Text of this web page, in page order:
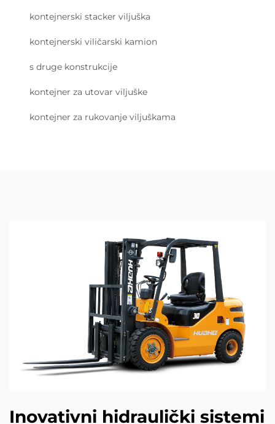
kontejnerski stacker viljuška
kontejnerski viličarski kamion
s druge konstrukcije
kontejner za utovar viljuške
kontejner za rukovanje viljuškama
Inovativni hidraulički sistemi